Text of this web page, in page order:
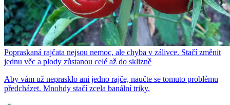
Popraskaná rajčata nejsou nemoc, ale chyba v zálivce. Stačí změnit
jednu věc a plody zůstanou celé až do sklizně
Aby vám už neprasklo ani jedno rajče, naučte se tomuto problému
předcházet. Mnohdy stačí zcela banální triky.